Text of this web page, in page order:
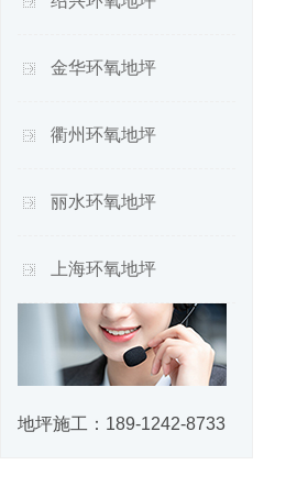
金华环氧地坪
衢州环氧地坪
丽水环氧地坪
上海环氧地坪
地坪施工： 189-1242-8733